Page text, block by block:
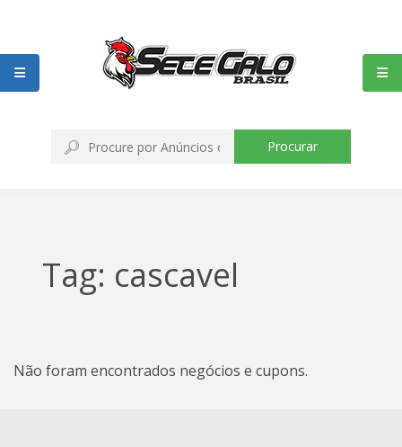
Procurar
Tag: cascavel
Não foram encontrados negócios e cupons.